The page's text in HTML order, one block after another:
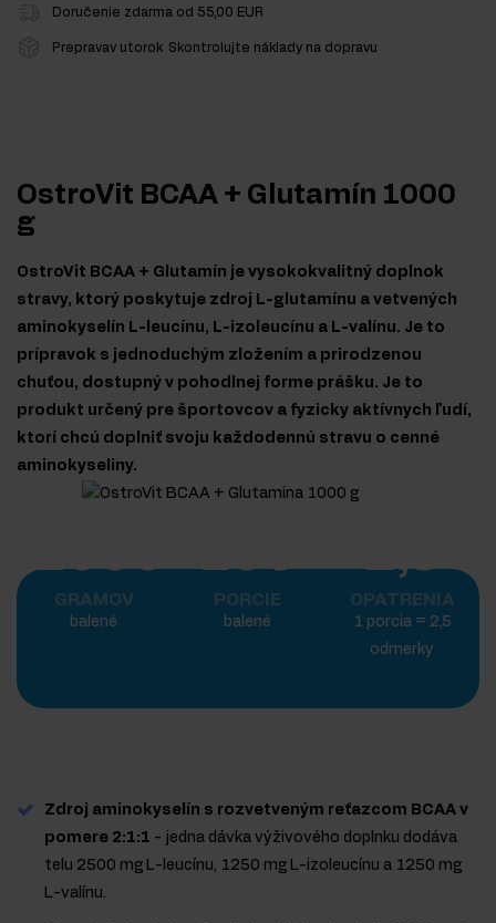
Doručenie zdarma od 55,00 EUR
Prepravav utorok Skontrolujte náklady na dopravu
OstroVit BCAA + Glutamín 1000
g
OstroVit BCAA + Glutamín je vysokokvalitný doplnok
stravy, ktorý poskytuje zdroj L-glutamínu a vetvených
aminokyselín L-leucínu, L-izoleucínu a L-valínu. Je to
prípravok s jednoduchým zložením a prirodzenou
chuťou, dostupný v pohodlnej forme prášku. Je to
produkt určený pre športovcov a fyzicky aktívnych ľudí,
ktorí chcú doplniť svoju každodennú stravu o cenné
aminokyseliny.
1000
GRAMOV
balené
100
PORCIE
balené
2,5
OPATRENIA
1 porcia = 2,5
odmerky
Zdroj aminokyselín s rozvetveným reťazcom BCAA v
pomere 2:1:1 - jedna dávka výživového doplnku dodáva
telu 2500 mg L-leucínu, 1250 mg L-izoleucínu a 1250 mg
L-valínu.